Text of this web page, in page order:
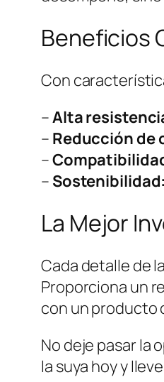
Beneficios
Con
–Alta
– Reducción de
–
– Sostenibilidad:
La Mejor
Cada detalle de
Proporciona un
con un producto
No deje pasar la
la suya hoy y